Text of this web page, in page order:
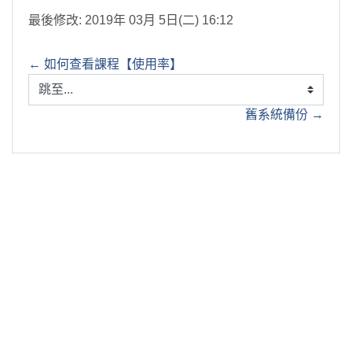
最後修改: 2019年 03月 5日(二) 16:12
← 如何查看課程【使用率】
跳至...
舊系統備份 →